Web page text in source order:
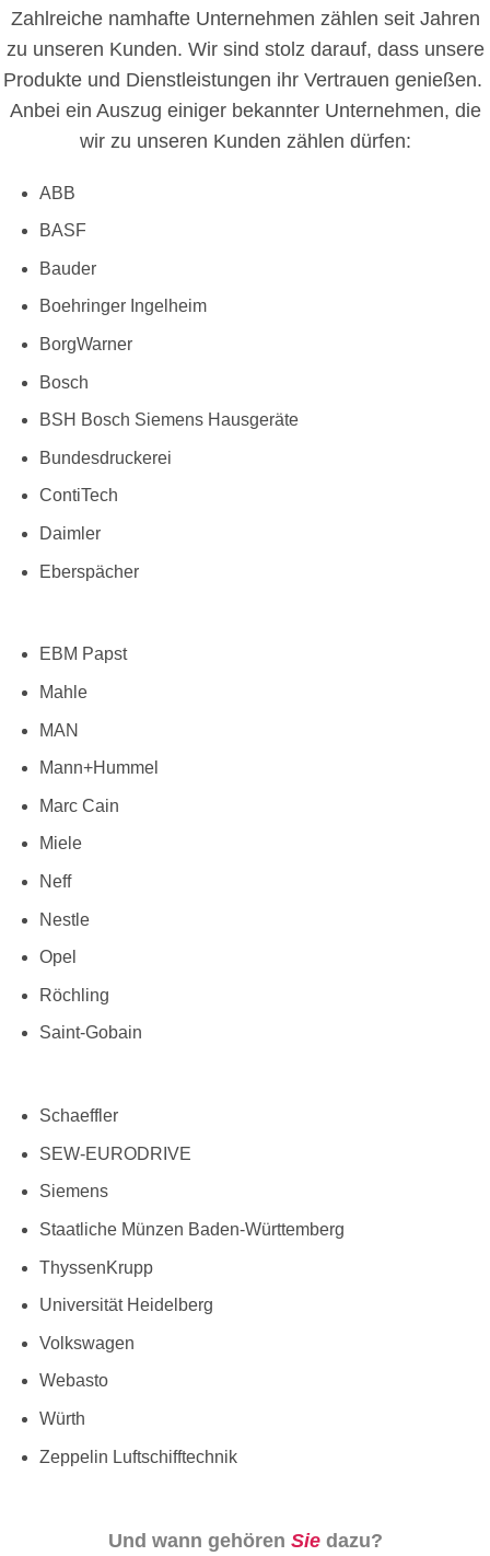
Zahlreiche namhafte Unternehmen zählen seit Jahren
zu unseren Kunden. Wir sind stolz darauf, dass unsere
Produkte und Dienstleistungen ihr Vertrauen genießen.
Anbei ein Auszug einiger bekannter Unternehmen, die
wir zu unseren Kunden zählen dürfen:
ABB
BASF
Bauder
Boehringer Ingelheim
BorgWarner
Bosch
BSH Bosch Siemens Hausgeräte
Bundesdruckerei
ContiTech
Daimler
Eberspächer
EBM Papst
Mahle
MAN
Mann+Hummel
Marc Cain
Miele
Neff
Nestle
Opel
Röchling
Saint-Gobain
Schaeffler
SEW-EURODRIVE
Siemens
Staatliche Münzen Baden-Württemberg
ThyssenKrupp
Universität Heidelberg
Volkswagen
Webasto
Würth
Zeppelin Luftschifftechnik
Und wann gehören Sie dazu?